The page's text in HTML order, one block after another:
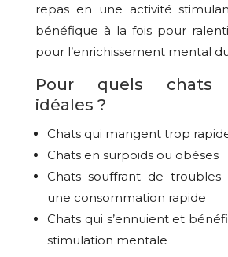
repas en une activité
bénéfique à la fois pour
pour l’enrichissement mental
Pour quels chats
idéales ?
Chats qui mangent trop
Chats en surpoids ou obèses
Chats souffrant de troubles
une consommation rapide
Chats qui s’ennuient et
stimulation mentale